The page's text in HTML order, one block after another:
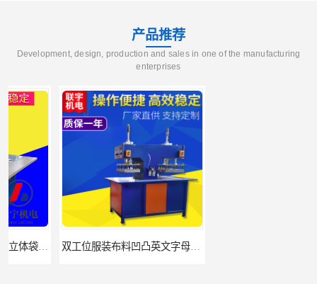
产品推荐
Development, design, production and sales in one of the manufacturing
enterprises
双工位服装布料凹凸英文字母压字机找联宇制造厂